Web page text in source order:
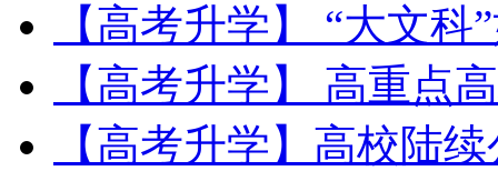
【高考升学】 “大文
【高考升学】 高重点
【高考升学】高校陆